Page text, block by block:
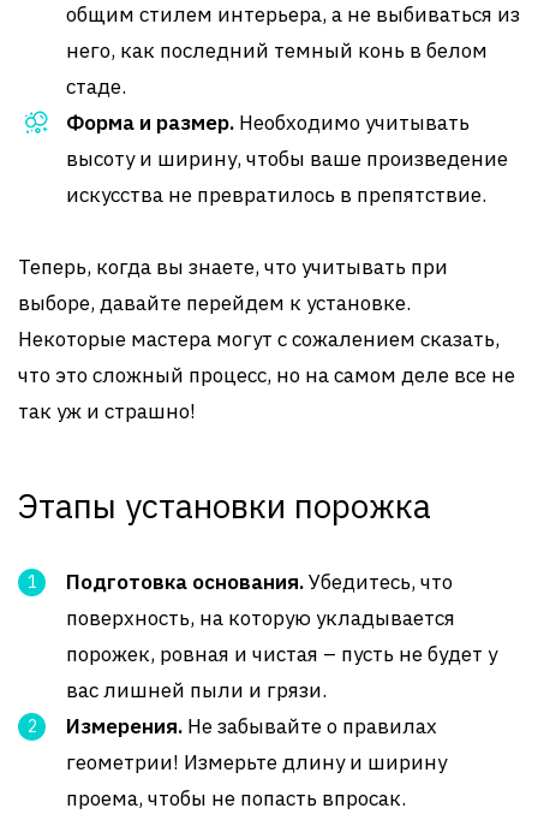
общим стилем интерьера, а не выбиваться из
него, как последний темный конь в белом
стаде.
Форма и размер. Необходимо учитывать
высоту и ширину, чтобы ваше произведение
искусства не превратилось в препятствие.
Теперь, когда вы знаете, что учитывать при
выборе, давайте перейдем к установке.
Некоторые мастера могут с сожалением сказать,
что это сложный процесс, но на самом деле все не
так уж и страшно!
Этапы установки порожка
Подготовка основания.Убедитесь, что
поверхность, на которую укладывается
порожек, ровная и чистая – пусть не будет у
вас лишней пыли и грязи.
Измерения. Не забывайте о правилах
геометрии! Измерьте длину и ширину
проема, чтобы не попасть впросак.